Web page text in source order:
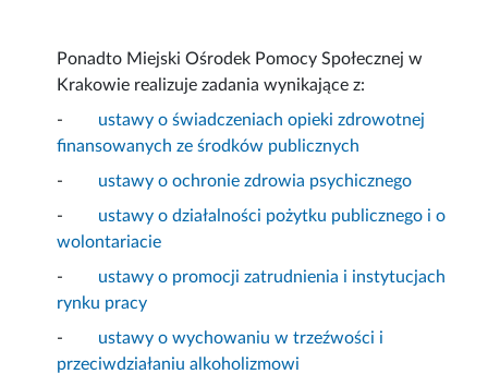
Ponadto Miejski Ośrodek Pomocy Społecznej w
Krakowie realizuje zadania wynikające z:
-
ustawy o świadczeniach opieki zdrowotnej
finansowanych ze środków publicznych
- ustawy o ochronie zdrowia psychicznego
- ustawy o działalności pożytku publicznego i o
wolontariacie
-
ustawy o promocji zatrudnienia i instytucjach
rynku pracy
- ustawy o wychowaniu w trzeźwości i
przeciwdziałaniu alkoholizmowi